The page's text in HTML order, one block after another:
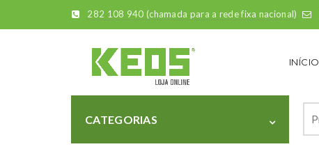
282 108 940 (chamada para a rede fixa nacional)
INÍCIO
CATEGORIAS